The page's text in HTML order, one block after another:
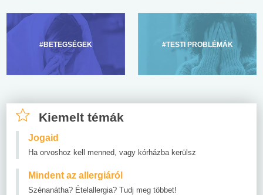
#BETEGSÉGEK #TESTI PROBLÉMÁK
Kiemelt témák
Jogaid
Ha orvoshoz kell menned, vagy kórházba kerülsz
Mindent az allergiáról
Szénanátha? Ételallergia? Tudj meg többet!